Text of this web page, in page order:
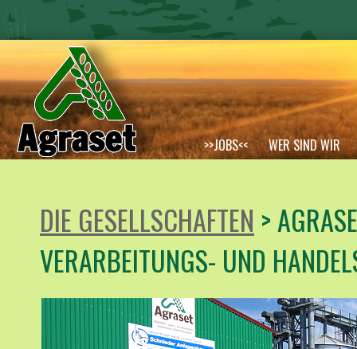
>>JOBS<<
WER SIND WIR
DIE GESELLSCHAFTEN >
VERARBEITUNGS- UND